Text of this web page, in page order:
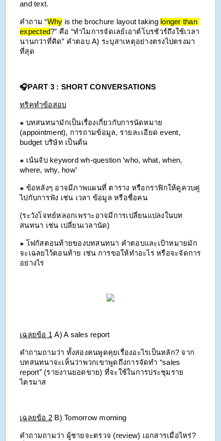
and text.
คำถาม “Why is the brochure layout taking longer than
expected?” คือ “ทำไมการจัดเลย์เอาต์โบรชัวร์ถึงใช้เวลา
นานกว่าที่คิด” คำตอบ A) ระบุสาเหตุอย่างตรงไปตรงมา
ที่สุด
🎧PART 3 : SHORT CONVERSATIONS
ทริคทำข้อสอบ
⁕ บทสนทนามักเป็นเรื่องเกี่ยวกับการนัดหมาย
(appointment), การถามข้อมูล, รายละเอียด event,
budget บริษัท เป็นต้น
⁕ เน้นจับ keyword wh-question ‘who, what, when,
where, why, how’
⁕ ข้อหลังๆ อาจมีภาพแผนที่ ตาราง หรือกราฟิกให้ดูควบคู่
ไปกับการฟัง เช่น เวลา ข้อมูล หรือชื่อคน
(ระวังโจทย์หลอกเพราะอาจมีการเปลี่ยนแปลงในบท
สนทนา เช่น เปลี่ยนเวลานัด)
⁕ โฟกัสตอนท้ายของบทสนทนา คำตอบและเป้าหมายมัก
จะเฉลยไว้ตอนท้าย เช่น การขอให้ทำอะไร หรือจะจัดการ
อย่างไร
เฉลยข้อ 1 A) A sales report
คำถามถามว่า ทั้งสองคนพูดคุยเรื่องอะไรเป็นหลัก? จาก
บทสนทนาจะเห็นว่าพวกเขาพูดถึงการจัดทำ “sales
report” (รายงานยอดขาย) ที่จะใช้ในการประชุมราย
ไตรมาส
เฉลยข้อ 2 B) Tomorrow morning
คำถามถามว่า ผู้ชายจะตรวจ (review) เอกสารเมื่อไหร่?